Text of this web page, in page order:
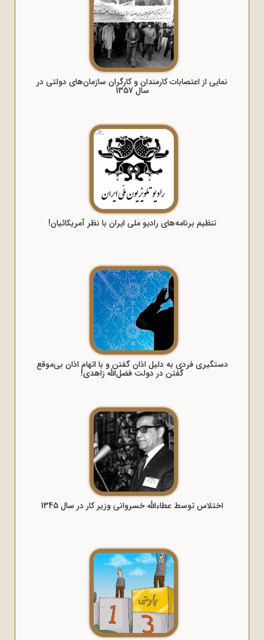
نمایی از اعتصابات کارمندان و کارگران سازمان‌های دولتی در
سال 1357
تنظیم برنامه‌های رادیو ملی ایران با نظر آمریکائیان!
دستگیری فردی به دلیل اذان گفتن و با اتهام اذان بى‏‌موقع
گفتن در دولت فضل‌الله زاهدی!
اختلاس توسط عطاءالله خسروانی وزیر کار در سال 1345